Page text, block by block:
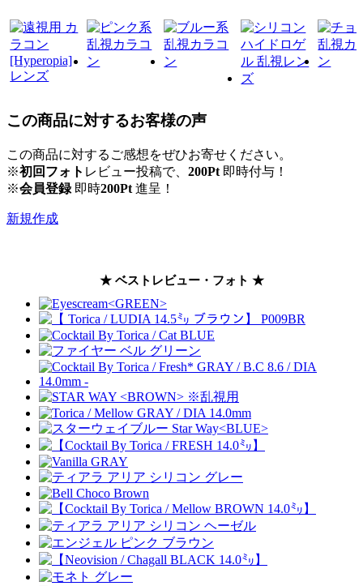
この商品に対するお客様の声
この商品に対するご感想をぜひお寄せください。
※初回フォト レビュー投稿で、 200Pt 即時付与！
※会員登録即時200Pt 進呈！
新規作成
★ ベストレビュー・フォト ★